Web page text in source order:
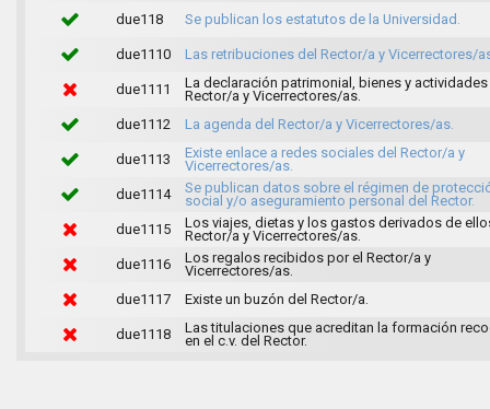
due118
Se publican los estatutos de la Universidad.
due1110 Las retribuciones del Rector/a y Vicerrectores/
due1111
La declaración patrimonial, bienes y
Rector/a y Vicerrectores/as.
due1112
La agenda del Rector/a y Vicerrectores/as.
due1113
Existe enlace a redes sociales del Rector/a y
Vicerrectores/as.
due1114
Se publican datos sobre el régimen de
social y/o aseguramiento personal del Rector.
due1115
Los viajes, dietas y los gastos derivados de
Rector/a y Vicerrectores/as.
due1116
Los regalos recibidos por el Rector/a y
Vicerrectores/as.
due1117
Existe un buzón del Rector/a.
due1118
Las titulaciones que acreditan la formación
en el c.v. del Rector.